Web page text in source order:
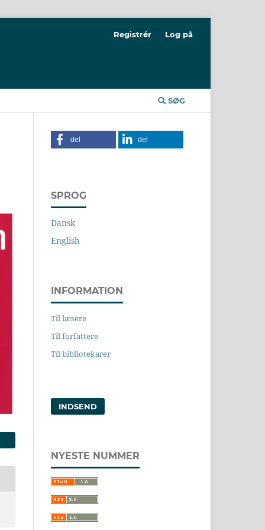
SØG
Registrér Log på
del del
SPROG
Dansk
English
INFORMATION
Til læsere
Til forfattere
Til bibliotekarer
INDSEND
NYESTE NUMMER